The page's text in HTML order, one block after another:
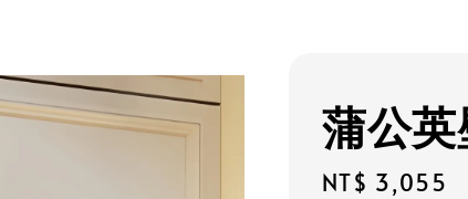
蒲公
Regular
NT$ 3,055